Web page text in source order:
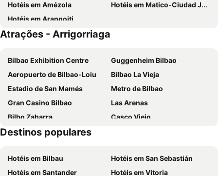
Silken Sirimiri
Hotel Zenit Bilbao
NH Collection Villa de Bilbao
Radisson Collection Bilbao
Líbere Bilbao La Vieja
Hotel Photo Zabalburu
The Artist Grand Hotel of Art
NH Bilbao Deusto
Hotel Naval Sestao
URH Palacio de Oriol
Hotel Conde Duque Bilbao
Hotel Lidar
Ibis Budget Bilbao Barakaldo
Guggenheim Riverview 5 Bedrooms
Basque Boutique
NH La Avanzada
Hotel Bilbao Plaza
Hotéis em Amézola
Hotéis em Matico-Ciudad Jardín
Hotéis em Arangoiti
Atrações - Arrigorriaga
Bilbao Exhibition Centre
Guggenheim Bilbao
Aeropuerto de Bilbao-Loiu
Bilbao La Vieja
Estadio de San Mamés
Metro de Bilbao
Gran Casino Bilbao
Las Arenas
Bilbo Zaharra
Casco Viejo
Passeio do Arenal
San Juan de Gaztelugatxe
Adurtza
Abando Indalecio Prieto Geltokia
A los hermanos Tonetti
Destinos populares
Hotéis em Bilbau
Hotéis em San Sebastián
Hotéis em Santander
Hotéis em Vitoria